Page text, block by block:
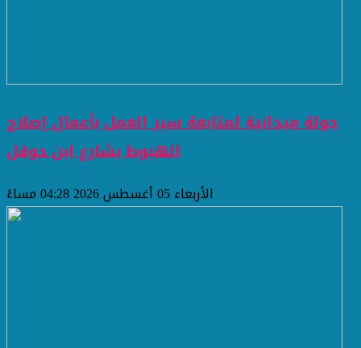
جولة ميدانية لمتابعة سير العمل بأعمال إصلاح
الهبوط بشارع ابن حوقل
الأربعاء 05 أغسطس 2026 04:28 مساءً